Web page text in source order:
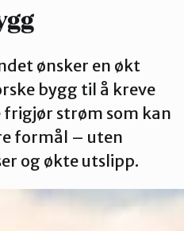
Finnmark
Hordaland
Innlandet
ønsker en økt
bygg til å kreve
strøm som kan
formål – uten
og økte utslipp.